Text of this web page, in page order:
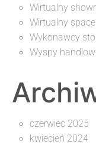
Wirtualny
Wirtualny
Wykonawcy
Wyspy
czerwiec 2025
kwiecień 2024